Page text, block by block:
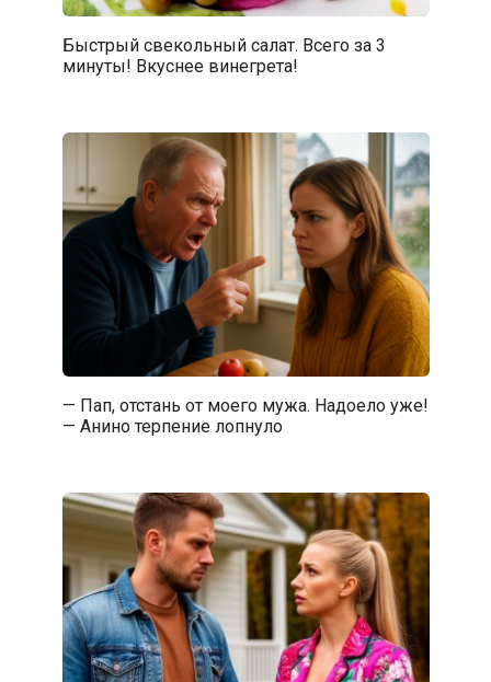
Быстрый свекольный салат. Всего за 3
минуты! Вкуснее винегрета!
— Пап, отстань от моего мужа. Надоело уже!
— Анино терпение лопнуло